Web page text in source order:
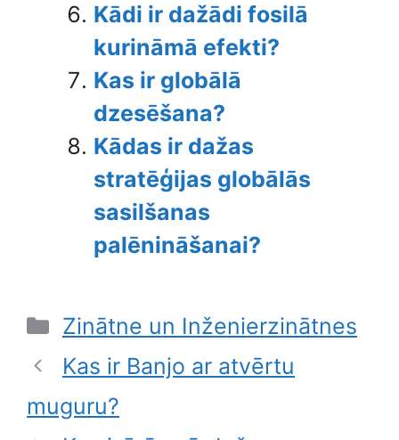
Kādi ir dažādi fosilā
kurināmā efekti?
Kas ir globālā
dzesēšana?
Kādas ir dažas
stratēģijas globālās
sasilšanas
palēnināšanai?
Categories
Zinātne un Inženierzinātnes
Kas ir Banjo ar atvērtu
muguru?